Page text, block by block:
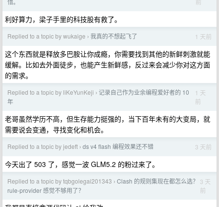
惜。
利好算力，梁子手里的科技股有救了。
Replied to a topic by wukaige › 我真的不想起飞了 1 天前
这个东西就是释放多巴胺让你成瘾，你需要找到其他的新鲜刺激就能
缓解。比如去外面徒步，也能产生新鲜感，反过来会减少你对这方面
的需求。
Replied to a topic by liKeYunKeji › 记录自己作为业余编程爱好者的 10
年
1 天
前
老哥虽然学历不高，但生存能力挺强的，当下百年未有的大变局，就
需要说会变通，寻找变化和机会。
Replied to a topic by jedeft › ds v4 flash 编程效果还不错 3 天前
今天出了 503 了，感觉一波 GLM5.2 的粉过来了。
Replied to a topic by tqbgolegai201343 › Clash 的规则集现在都怎么选？
rule-provider 感觉不够用了？
3 天
前